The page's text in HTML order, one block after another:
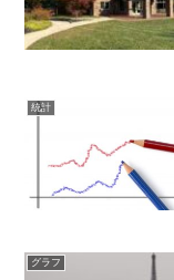
統計
グラフ